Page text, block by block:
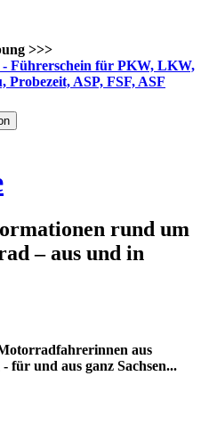
>>>
rund um
– aus und in
aus
für und aus ganz Sachsen...